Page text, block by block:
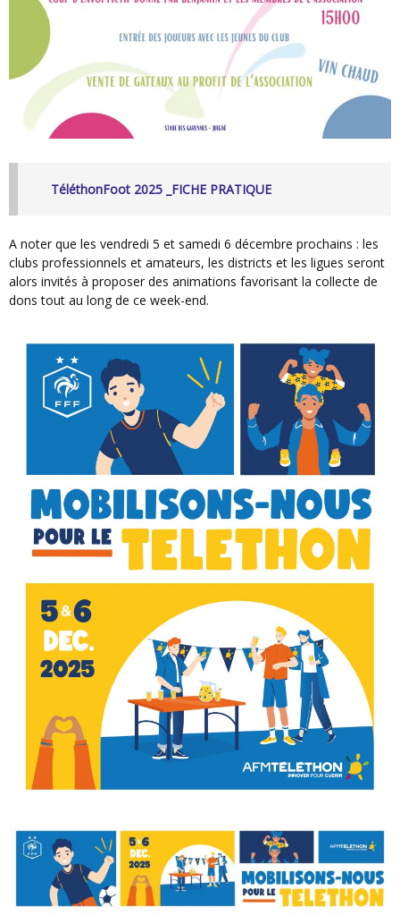
TéléthonFoot 2025 _FICHE PRATIQUE
A noter que les vendredi 5 et samedi 6 décembre prochains : les
clubs professionnels et amateurs, les districts et les ligues seront
alors invités à proposer des animations favorisant la collecte de
dons tout au long de ce week-end.